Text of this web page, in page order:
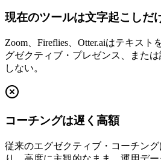
現在のツールは文字起こしだ
Zoom、Fireflies、Otter.aiはテキス
グゼクティブ・プレゼンス、また
しない。
コーチングは遅く高額
従来のエグゼクティブ・コーチン